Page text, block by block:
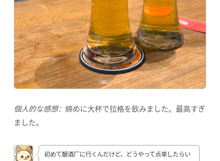
個人的な感想： 締めに大杯で拉格を飲みました。最高すぎ
ました。
初めて酿酒厂に行くんだけど、どうやって点单したらい